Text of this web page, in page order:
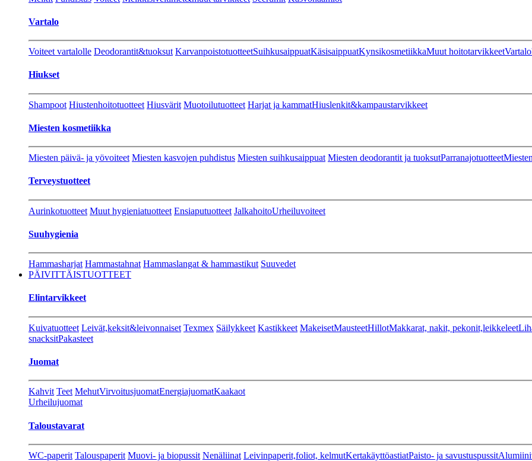
Vartalo
Voiteet vartalolle Deodorantit&tuoksut KarvanpoistotuotteetSuihkusaippuatKäsisaippuatKynsikosmetiikkaMuut hoitotarvikkeet
Hiukset
Shampoot Hiustenhoitotuotteet Hiusvärit Muotoilutuotteet Harjat ja kammatHiuslenkit&kampaustarvikkeet
Miesten kosmetiikka
Miesten päivä- ja yövoiteet Miesten kasvojen puhdistus Miesten suihkusaippuat Miesten deodorantit ja tuoksutParranajotuotteet
Terveystuotteet
Aurinkotuotteet Muut hygieniatuotteet Ensiaputuotteet JalkahoitoUrheiluvoiteet
Suuhygienia
Hammasharjat Hammastahnat Hammaslangat & hammastikut Suuvedet
PÄIVITTÄISTUOTTEET
Elintarvikkeet
Kuivatuotteet Leivät,keksit&leivonnaiset Texmex Säilykkeet Kastikkeet MakeisetMausteetHillotMakkarat, nakit, pekonit,leikkeleet
snacksitPakasteet
Juomat
Kahvit Teet MehutVirvoitusjuomatEnergiajuomatKaakaot
Urheilujuomat
Taloustavarat
WC-paperit Talouspaperit Muovi- ja biopussit Nenäliinat Leivinpaperit,foliot, kelmutKertakäyttöastiatPaisto- ja savustuspussit